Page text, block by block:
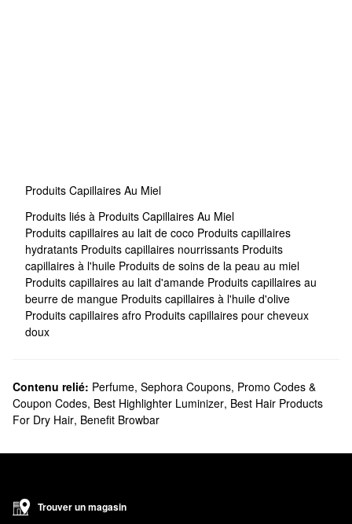
Produits Capillaires Au Miel
Produits liés à Produits Capillaires Au Miel
Produits capillaires au lait de coco Produits capillaires
hydratants Produits capillaires nourrissants Produits
capillaires à l'huile Produits de soins de la peau au miel
Produits capillaires au lait d'amande Produits capillaires au
beurre de mangue Produits capillaires à l'huile d'olive
Produits capillaires afro Produits capillaires pour cheveux
doux
Contenu relié: Perfume, Sephora Coupons, Promo Codes &
Coupon Codes, Best Highlighter Luminizer, Best Hair Products
For Dry Hair, Benefit Browbar
Trouver un magasin